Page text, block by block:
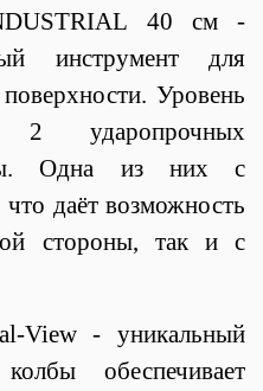
40 см -
инструмент для
Уровень
2 ударопрочных
Одна из них с
даёт возможность
стороны, так и с
View - уникальный
обеспечивает